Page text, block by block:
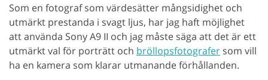
Som en fotograf som värdesätter mångsidighet och
utmärkt prestanda i svagt ljus, har jag haft möjlighet
att använda Sony A9 II och jag måste säga att det är ett
utmärkt val för porträtt och bröllopsfotografer som vill
ha en kamera som klarar utmanande förhållanden.